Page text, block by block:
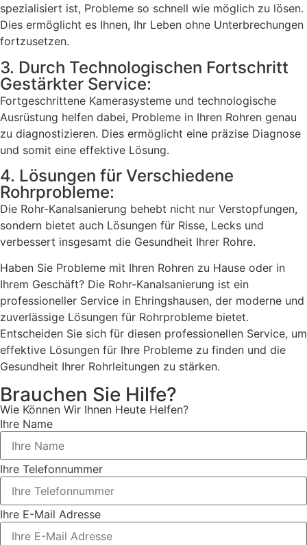
spezialisiert ist, Probleme so schnell wie möglich zu lösen.
Dies ermöglicht es Ihnen, Ihr Leben ohne Unterbrechungen
fortzusetzen.
3. Durch Technologischen Fortschritt
Gestärkter Service:
Fortgeschrittene Kamerasysteme und technologische
Ausrüstung helfen dabei, Probleme in Ihren Rohren genau
zu diagnostizieren. Dies ermöglicht eine präzise Diagnose
und somit eine effektive Lösung.
4. Lösungen für Verschiedene
Rohrprobleme:
Die Rohr-Kanalsanierung behebt nicht nur Verstopfungen,
sondern bietet auch Lösungen für Risse, Lecks und
verbessert insgesamt die Gesundheit Ihrer Rohre.
Haben Sie Probleme mit Ihren Rohren zu Hause oder in
Ihrem Geschäft? Die Rohr-Kanalsanierung ist ein
professioneller Service in Ehringshausen, der moderne und
zuverlässige Lösungen für Rohrprobleme bietet.
Entscheiden Sie sich für diesen professionellen Service, um
effektive Lösungen für Ihre Probleme zu finden und die
Gesundheit Ihrer Rohrleitungen zu stärken.
Brauchen Sie Hilfe?
Wie Können Wir Ihnen Heute Helfen?
Ihre Name
Ihre Telefonnummer
Ihre E-Mail Adresse